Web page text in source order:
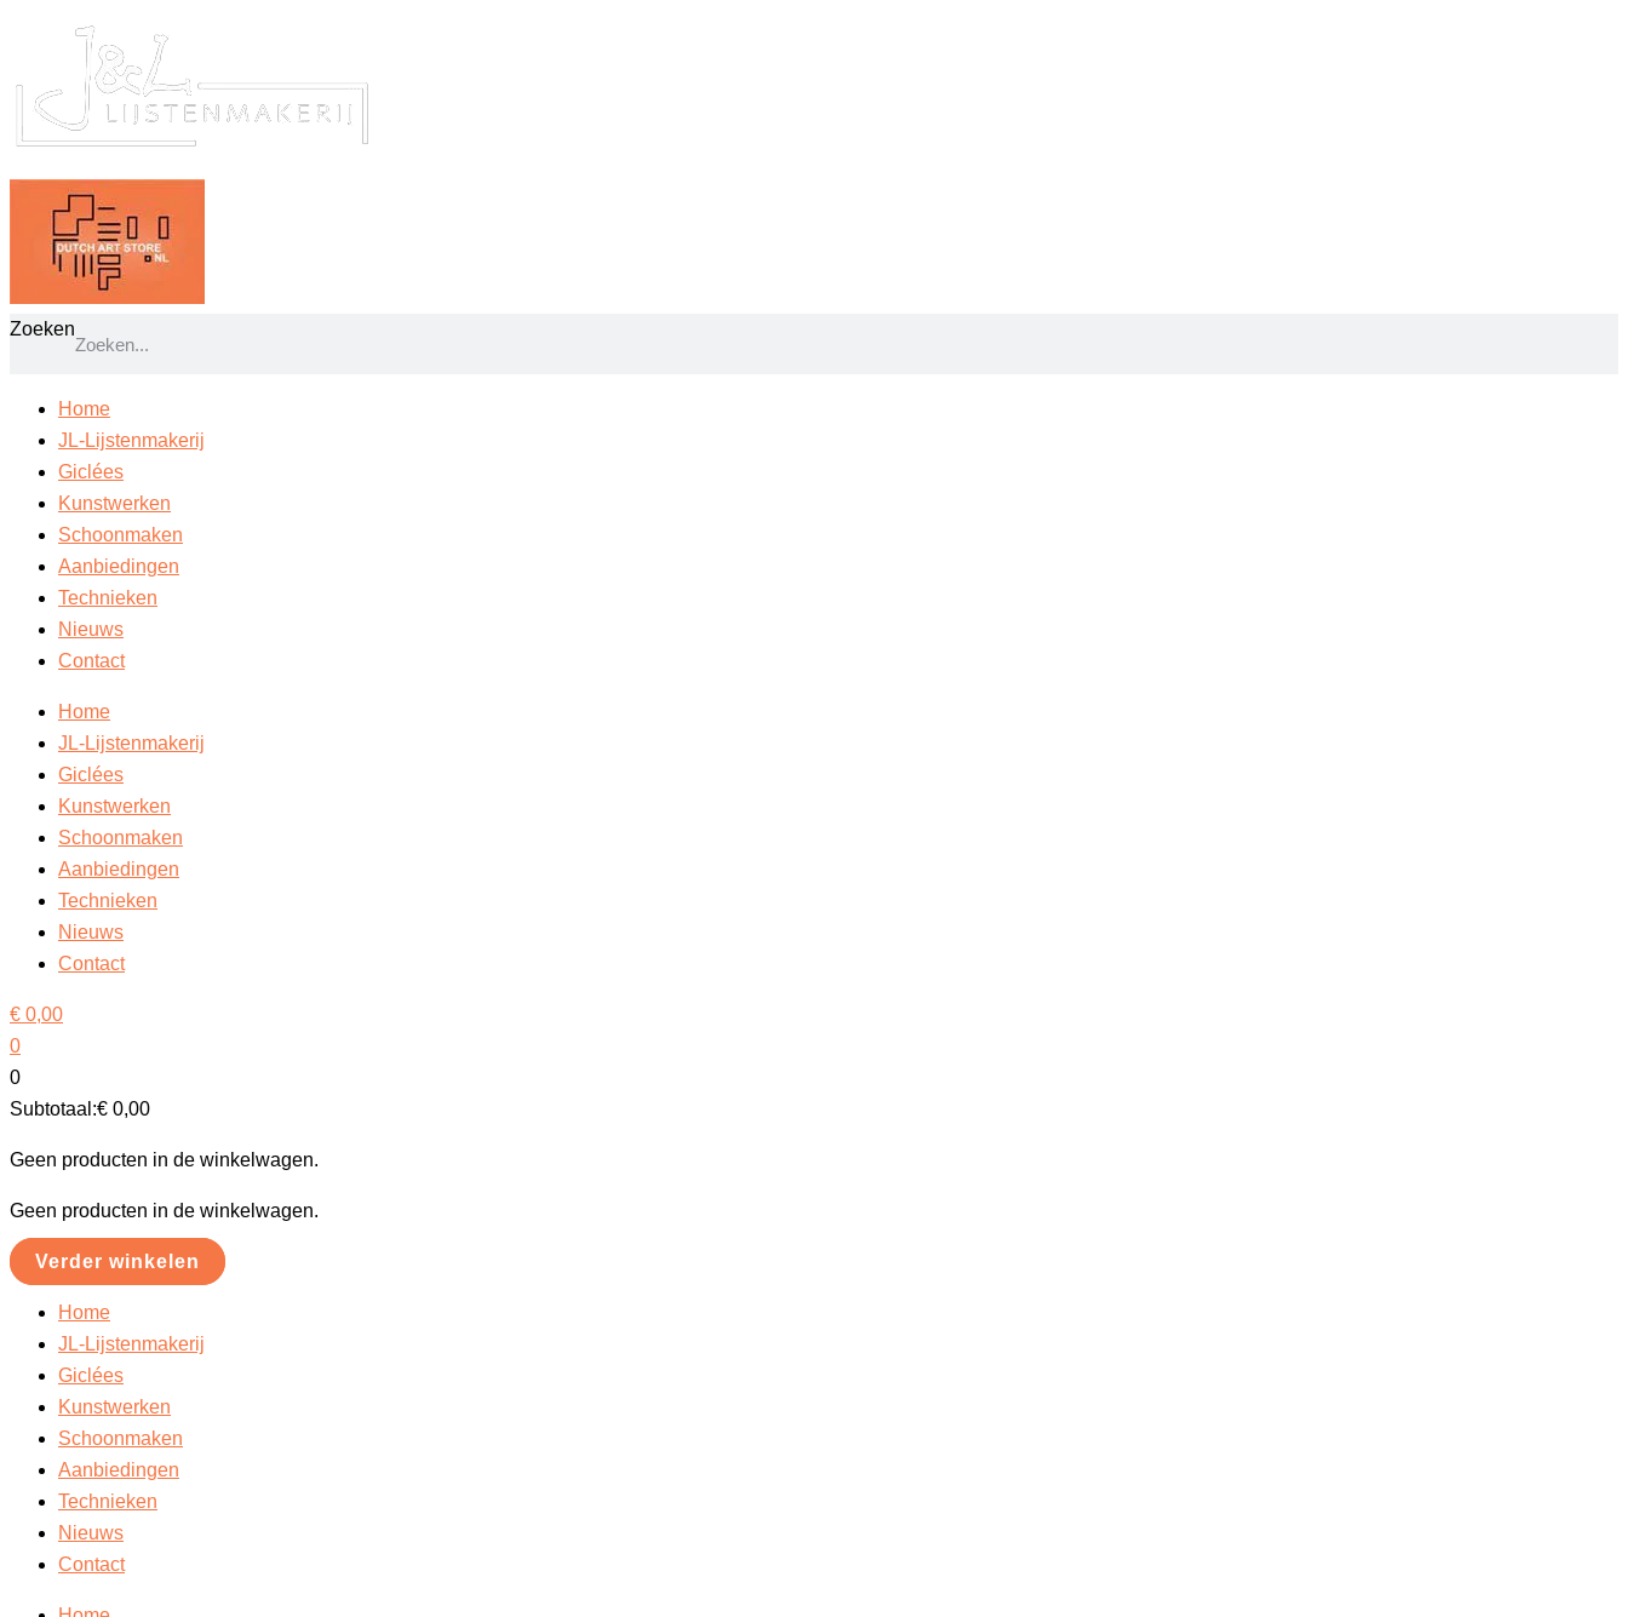
inhoud
Zoeken
Home
JL-Lijstenmakerij
Giclées
Kunstwerken
Schoonmaken
Aanbiedingen
Technieken
Nieuws
Contact
Home
JL-Lijstenmakerij
Giclées
Kunstwerken
Schoonmaken
Aanbiedingen
Technieken
Nieuws
Contact
€ 0,00
0
0
Subtotaal:€ 0,00
Geen producten in de winkelwagen.
Geen producten in de winkelwagen.
Verder winkelen
Home
JL-Lijstenmakerij
Giclées
Kunstwerken
Schoonmaken
Aanbiedingen
Technieken
Nieuws
Contact